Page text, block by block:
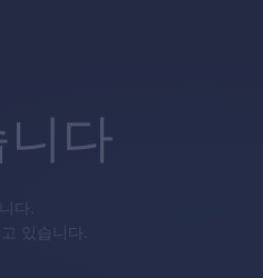
다
다.
있습니다.